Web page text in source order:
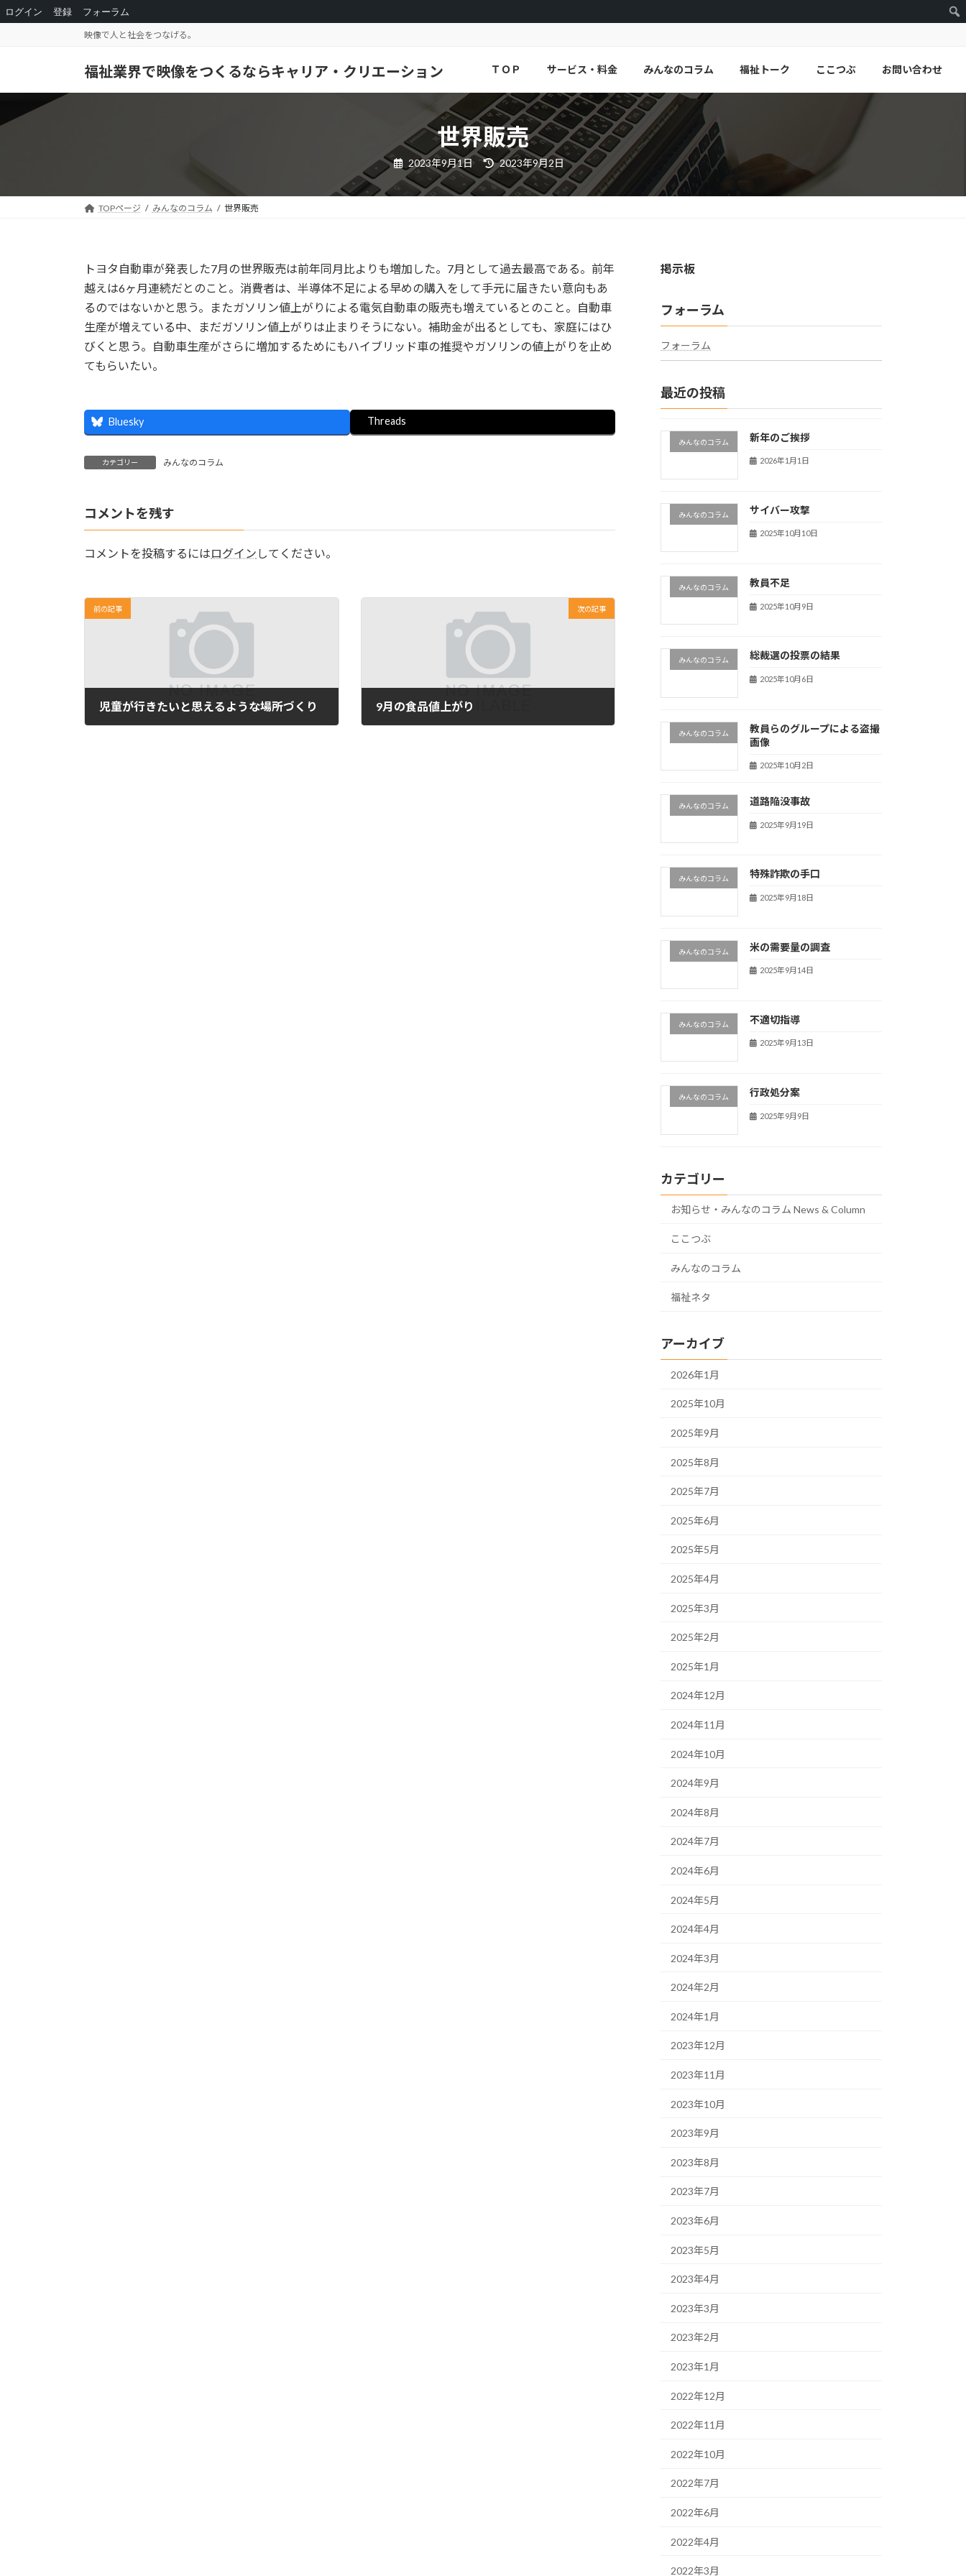
へ
ョ
ログイン 登録 フォーラム
映像で人と社会をつなげる。
福祉業界で映像をつくるならキャリア・クリエーション ＴＯＰ サービス・料金 みんなのコラム 福祉トーク ここつぶ お問い合わせ
世界販売
2023年9月1日
最
終
更
新
2023年9月2日
TOPページ みんなのコラム 世界販売
トヨタ自動車が発表した7月の世界販売は前年同月比よりも増加した。7月として過去最高である。前年
越えは6ヶ月連続だとのこと。消費者は、半導体不足による早めの購入をして手元に届きたい意向もあ
るのではないかと思う。またガソリン値上がりによる電気自動車の販売も増えているとのこと。自動車
生産が増えている中、まだガソリン値上がりは止まりそうにない。補助金が出るとしても、家庭にはひ
びくと思う。自動車生産がさらに増加するためにもハイブリッド車の推奨やガソリンの値上がりを止め
てもらいたい。
Bluesky Threads
カテゴリー みんなのコラム
コメントを残す
コメントを投稿するにはログイン してください。
前の記事
児童が行きたいと思えるような場所づくり
次の記事
9月の食品値上がり
掲示板
フォーラム
フォーラム
最近の投稿
みんなのコラム 新年のご挨拶
2026年1月1日
みんなのコラム サイバー攻撃
2025年10月10日
みんなのコラム 教員不足
2025年10月9日
みんなのコラム 総裁選の投票の結果
2025年10月6日
みんなのコラム
教員らのグループによる盗撮
画像
2025年10月2日
みんなのコラム 道路陥没事故
2025年9月19日
みんなのコラム 特殊詐欺の手口
2025年9月18日
みんなのコラム 米の需要量の調査
2025年9月14日
みんなのコラム 不適切指導
2025年9月13日
みんなのコラム 行政処分案
2025年9月9日
カテゴリー
お知らせ・みんなのコラム News & Column
ここつぶ
みんなのコラム
福祉ネタ
アーカイブ
2026年1月
2025年10月
2025年9月
2025年8月
2025年7月
2025年6月
2025年5月
2025年4月
2025年3月
2025年2月
2025年1月
2024年12月
2024年11月
2024年10月
2024年9月
2024年8月
2024年7月
2024年6月
2024年5月
2024年4月
2024年3月
2024年2月
2024年1月
2023年12月
2023年11月
2023年10月
2023年9月
2023年8月
2023年7月
2023年6月
2023年5月
2023年4月
2023年3月
2023年2月
2023年1月
2022年12月
2022年11月
2022年10月
2022年7月
2022年6月
2022年4月
2022年3月